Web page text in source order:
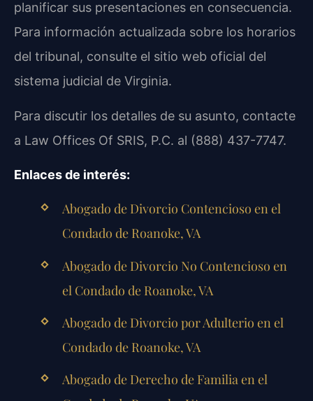
planificar sus presentaciones en consecuencia.
Para información actualizada sobre los horarios
del tribunal, consulte el sitio web oficial del
sistema judicial de Virginia.
Para discutir los detalles de su asunto, contacte
a Law Offices Of SRIS, P.C. al (888) 437-7747.
Enlaces de interés:
Abogado de Divorcio Contencioso en el
Condado de Roanoke, VA
Abogado de Divorcio No Contencioso en
el Condado de Roanoke, VA
Abogado de Divorcio por Adulterio en el
Condado de Roanoke, VA
Abogado de Derecho de Familia en el